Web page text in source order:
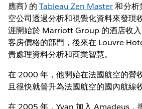
應商) 的Tableau Zen Master和分析
空公司透過分析和視覺化資料來發現
涯開始於 Marriott Group 的酒店收
客房價格的部門，後來在 Louvre
責處理資料分析和商業智慧。
在 2000 年，他開始在法國航空的營
且很快就晉升為法國航空的國內航線
在 2005 年，Yvan 加入 Amadeus，